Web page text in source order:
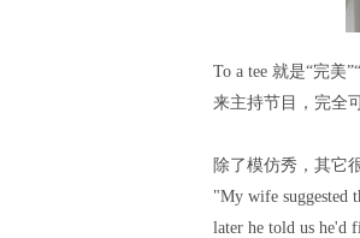
To a tee 就是“完美
来主持节目，完全
除了模仿秀，其它
"My wife suggested
later he told us he'd